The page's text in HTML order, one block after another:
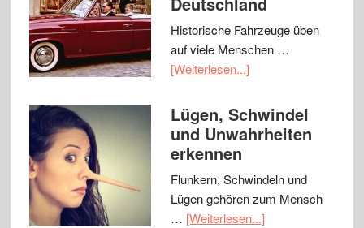
Historische Fahrzeuge üben
auf viele Menschen …
[Weiterlesen...]
Lügen, Schwindel
und Unwahrheiten
erkennen
Flunkern, Schwindeln und
Lügen gehören zum Mensch
… [Weiterlesen...]